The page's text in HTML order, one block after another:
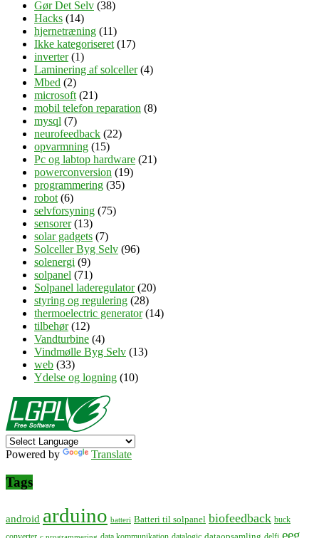
Gør Det Selv (38)
Hacks (14)
hjernetræning (11)
Ikke kategoriseret(17)
inverter(1)
Laminering af solceller(4)
Mbed (2)
microsoft(21)
mobil telefon reparation (8)
mysql (7)
neurofeedback (22)
opvarmning (15)
Pc og labtop hardware (21)
powerconversion (19)
programmering (35)
robot(6)
selvforsyning (75)
sensorer(13)
solar gadgets (7)
Solceller Byg Selv (96)
solenergi (9)
solpanel (71)
Solpanel laderegulator(20)
styring og regulering (28)
thermoelectric generator(14)
tilbehør(12)
Vandturbine (4)
Vindmølle Byg Selv (13)
web (33)
Ydelse og logning (10)
Powered by Translate
Tags
android arduino batteri Batteri til solpanel biofeedback buck
eeg